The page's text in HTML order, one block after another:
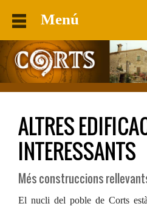
Menú
ALTRES
INTERESSANTS
Més construccions
El nucli del poble de Corts